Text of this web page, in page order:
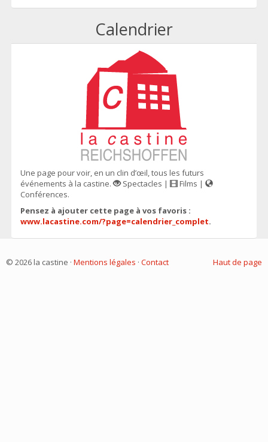
Calendrier
Une page pour voir, en un clin d’œil, tous les futurs
événements à la castine.
Spectacles |
Films |
Conférences.
Pensez à ajouter cette page à vos favoris :
www.lacastine.com/?page=calendrier_complet.
Haut de page
© 2026 la castine · Mentions légales · Contact